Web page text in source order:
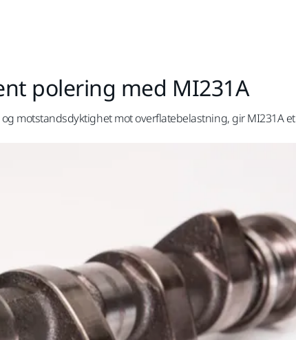
polering med MI231A
motstandsdyktighet mot overflatebelastning, gir MI231A